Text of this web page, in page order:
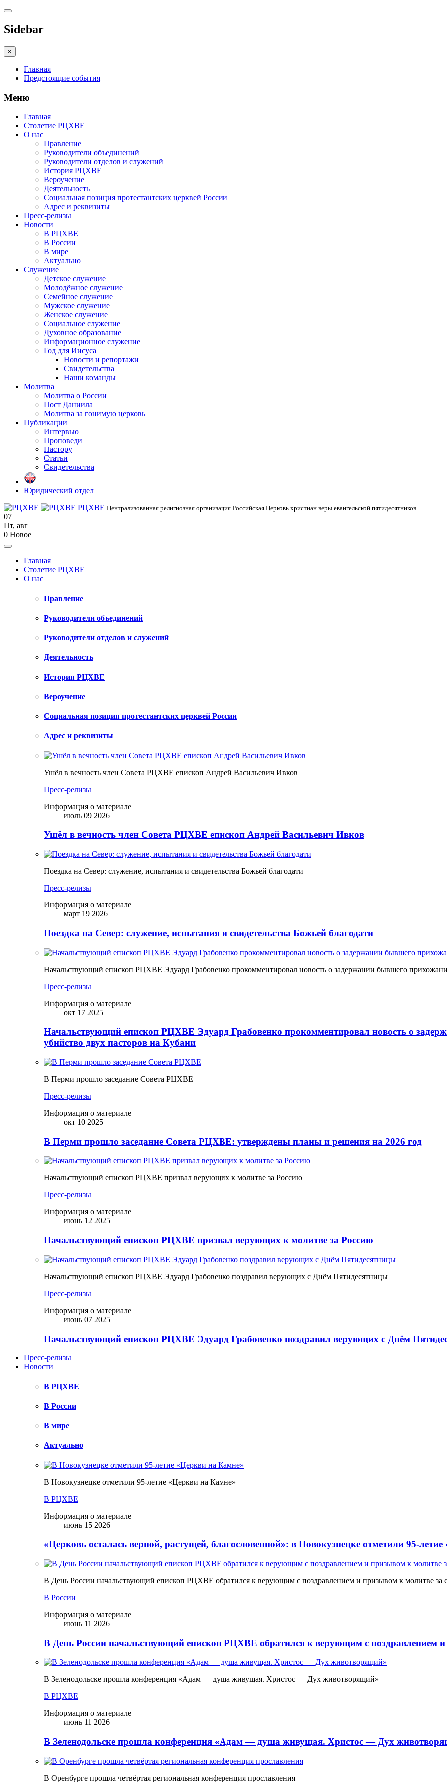
Sidebar
×
Главная
Предстоящие события
Меню
Главная
Столетие РЦХВЕ
О нас
Правление
Руководители объединений
Руководители отделов и служений
История РЦХВЕ
Вероучение
Деятельность
Социальная позиция протестантских церквей России
Адрес и реквизиты
Пресс-релизы
Новости
В РЦХВЕ
В России
В мире
Актуально
Служение
Детское служение
Молодёжное служение
Семейное служение
Мужское служение
Женское служение
Социальное служение
Духовное образование
Информационное служение
Год для Иисуса
Новости и репортажи
Свидетельства
Наши команды
Молитва
Молитва о России
Пост Даниила
Молитва за гонимую церковь
Публикации
Интервью
Проповеди
Пастору
Статьи
Свидетельства
Юридический отдел
РЦХВЕ Централизованная религиозная организация Российская Церковь христиан веры евангельской пятидесятников
07
Пт, авг
0 Новое
Главная
Столетие РЦХВЕ
О нас
Правление
Руководители объединений
Руководители отделов и служений
Деятельность
История РЦХВЕ
Вероучение
Социальная позиция протестантских церквей России
Адрес и реквизиты
Ушёл в вечность член Совета РЦХВЕ епископ Андрей Васильевич Ивков
Пресс-релизы
Информация о материале
июль 09 2026
Ушёл в вечность член Совета РЦХВЕ епископ Андрей Васильевич Ивков
Поездка на Север: служение, испытания и свидетельства Божьей благодати
Пресс-релизы
Информация о материале
март 19 2026
Поездка на Север: служение, испытания и свидетельства Божьей благодати
Начальствующий епископ РЦХВЕ Эдуард Грабовенко прокомментировал новость о задержании бывшего
Пресс-релизы
Информация о материале
окт 17 2025
Начальствующий епископ РЦХВЕ Эдуард Грабовенко прокомментировал новость о
убийство двух пасторов на Кубани
В Перми прошло заседание Совета РЦХВЕ
Пресс-релизы
Информация о материале
окт 10 2025
В Перми прошло заседание Совета РЦХВЕ: утверждены планы и решения на 2026 год
Начальствующий епископ РЦХВЕ призвал верующих к молитве за Россию
Пресс-релизы
Информация о материале
июнь 12 2025
Начальствующий епископ РЦХВЕ призвал верующих к молитве за Россию
Начальствующий епископ РЦХВЕ Эдуард Грабовенко поздравил верующих с Днём Пятидесятницы
Пресс-релизы
Информация о материале
июнь 07 2025
Начальствующий епископ РЦХВЕ Эдуард Грабовенко поздравил верующих с Днём
Пресс-релизы
Новости
В РЦХВЕ
В России
В мире
Актуально
В Новокузнецке отметили 95-летие «Церкви на Камне»
В РЦХВЕ
Информация о материале
июнь 15 2026
«Церковь осталась верной, растущей, благословенной»: в Новокузнецке отметили 95-
В День России начальствующий епископ РЦХВЕ обратился к верующим с поздравлением и призывом к молитве за
В России
Информация о материале
июнь 11 2026
В День России начальствующий епископ РЦХВЕ обратился к верующим с поздравлением
В Зеленодольске прошла конференция «Адам — душа живущая. Христос — Дух животворящий»
В РЦХВЕ
Информация о материале
июнь 11 2026
В Зеленодольске прошла конференция «Адам — душа живущая. Христос — Дух
В Оренбурге прошла четвёртая региональная конференция прославления